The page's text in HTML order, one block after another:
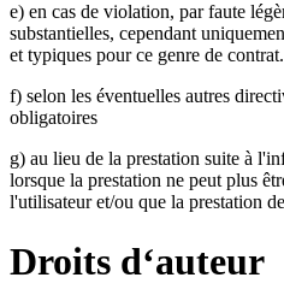
e) en cas de violation, par faute
substantielles, cependant
et typiques pour ce genre de contrat.
f) selon les éventuelles autres
obligatoires
g) au lieu de la prestation suite à
lorsque la prestation ne peut plus
l'utilisateur et/ou que la prestation
Droits d‘auteur